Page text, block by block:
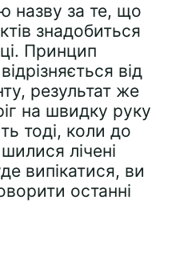
назву за те, що
знадобиться
Принцип
від
результат же
на швидку руку
тоді, коли до
лічені
випікатися, ви
останні